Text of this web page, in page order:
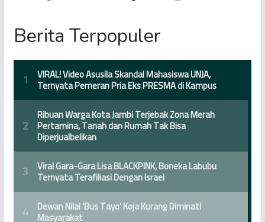
Berita Terpopuler